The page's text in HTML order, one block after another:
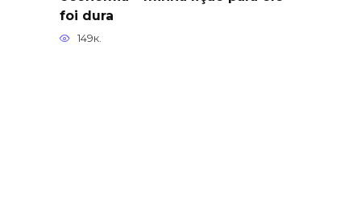
foi dura
149к.